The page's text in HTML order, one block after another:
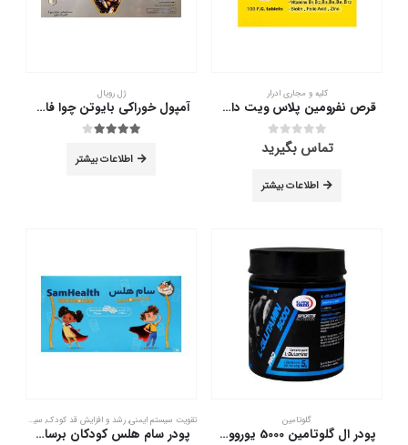
کلیه و مجاری ادرار
قرص نفرومین پلاس ویت دانا 100 عدد
0
out of 5
تماس بگیرید
اطلاعات بیشتر
ژل رویال
آمپول خوراکی بایوتن چوا فارم حاوی رویال ژلی 10 عدد
اطلاعات بیشتر
گلوتامین
پودر ال گلوتامین 5000 یوروویتال 300 گرم
تقویت سیستم ایمنی, رشد و افزایش قد کودک, سیستم ایمنی کودک
پودر سام هلس کودکان برسام فارمد 30 ساشه